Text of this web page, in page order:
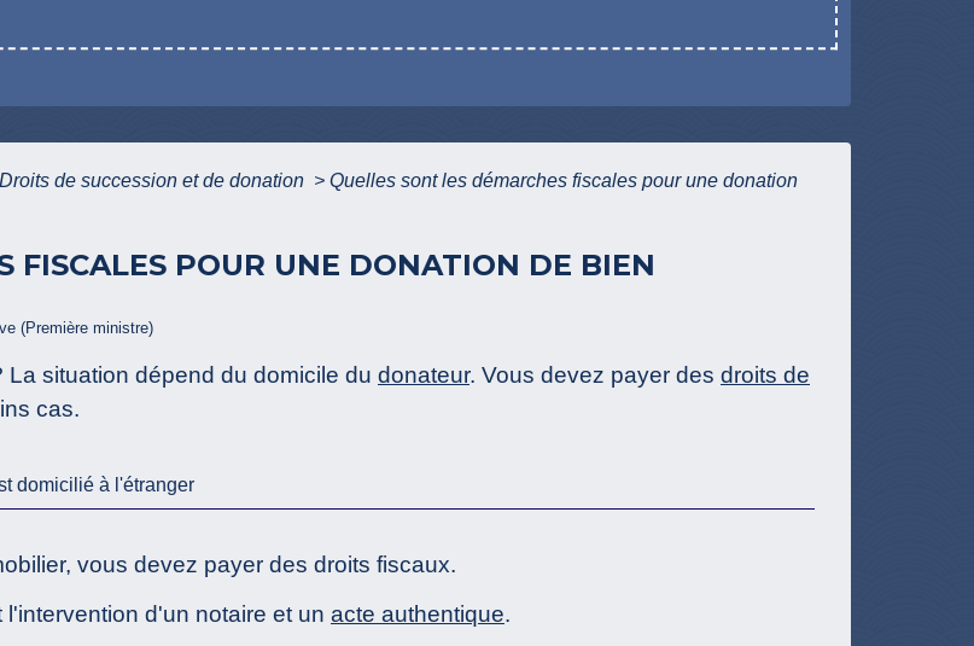
Droits de succession et de donation > Quelles sont les démarches fiscales pour une donation
FISCALES POUR UNE DONATION DE BIEN
(Première ministre)
situation dépend du domicile du donateur. Vous devez payer des droits de
cas.
domicilié à l'étranger
vous devez payer des droits fiscaux.
d'un notaire et un acte authentique.